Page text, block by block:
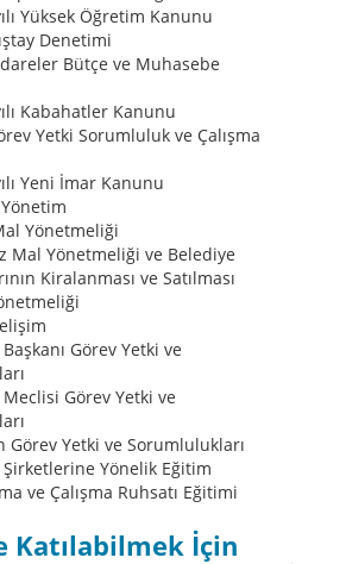
Yüksek Öğretim Kanunu
Denetimi
Bütçe ve Muhasebe
Kabahatler Kanunu
Yetki Sorumluluk ve Çalışma
Yeni İmar Kanunu
Yönetmeliği
Mal Yönetmeliği ve Belediye
Kiralanması ve Satılması
Görev Yetki ve
Görev Yetki ve
Görev Yetki ve Sorumlulukları
Yönelik Eğitim
ve Çalışma Ruhsatı Eğitimi
Katılabilmek İçin